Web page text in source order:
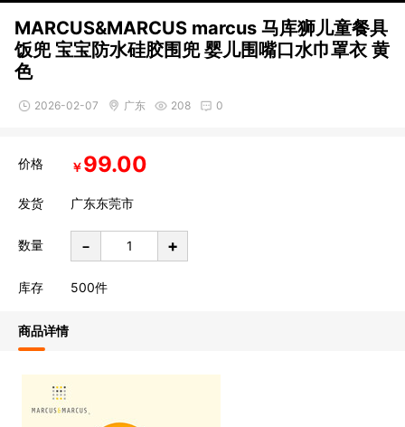
MARCUS&MARCUS marcus 马库狮儿童餐具
饭兜 宝宝防水硅胶围兜 婴儿围嘴口水巾罩衣 黄
色
2026-02-07 广东 208 0
价格 ￥99.00
发货 广东东莞市
数量 - +
库存 500件
商品详情